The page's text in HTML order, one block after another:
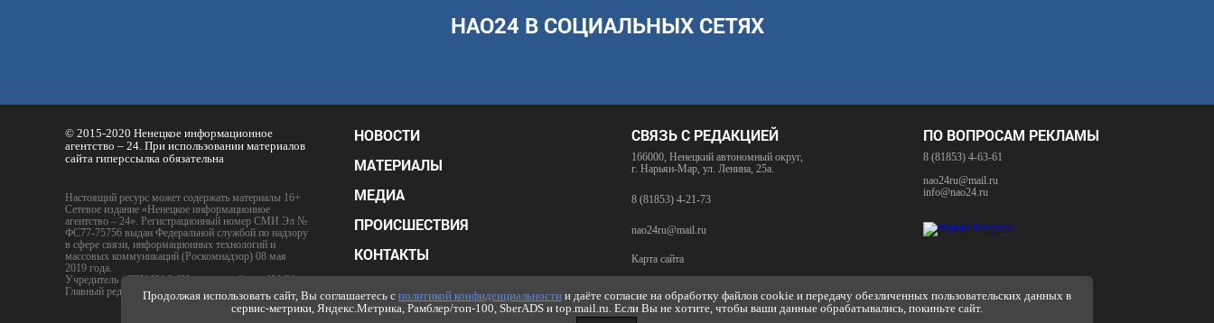
Продолжая использовать сайт, Вы соглашаетесь с политикой конфиденциальностии даёте согласие на обработку файлов cookie и передачу обезличенных пользовательских данных в
сервис-метрики, Яндекс.Метрика, Рамблер/топ-100, SberADS и top.mail.ru. Если Вы не хотите, чтобы ваши данные обрабатывались, покиньте сайт.
НАО24 В СОЦИАЛЬНЫХ СЕТЯХ
© 2015-2020 Ненецкое информационное
агентство – 24. При использовании материалов
сайта гиперссылка обязательна
Настоящий ресурс может содержать материалы 16+
Сетевое издание «Ненецкое информационное
агентство – 24». Регистрационный номер СМИ Эл №
ФС77-75756 выдан Федеральной службой по надзору
в сфере связи, информационных технологий и
массовых коммуникаций (Роскомнадзор) 08 мая
2019 года.
Учредитель - ГБУ НАО "Издательский дом НАО"
Главный редактор - Е.Ю. Тимофеев
НОВОСТИ
МАТЕРИАЛЫ
МЕДИА
ПРОИСШЕСТВИЯ
КОНТАКТЫ
ПОЛИТИКА КОНФИДЕНЦИАЛЬНОСТИ
СВЯЗЬ С РЕДАКЦИЕЙ
166000, Ненецкий автономный округ,
г. Нарьян-Мар, ул. Ленина, 25а.
8 (81853) 4-21-73
nao24ru@mail.ru
Карта сайта
RSS-лента
ПО ВОПРОСАМ РЕКЛАМЫ
8 (81853) 4-63-61
nao24ru@mail.ru
info@nao24.ru